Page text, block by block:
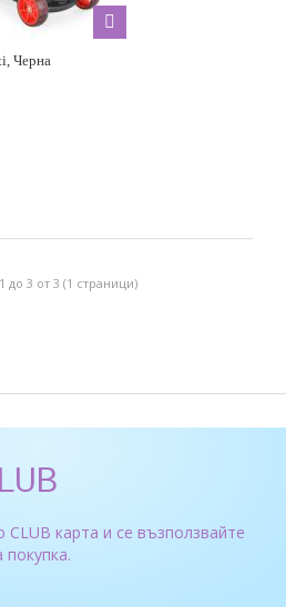
Черна
до 3 от 3 (1 страници)
карта и се възползвайте
покупка.